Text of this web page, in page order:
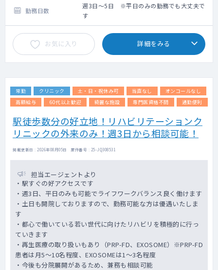
サポートしていきますので、診療に集中でき
る環境
・看護師にも研修制度あり
・エコー（各診察室、リハビリ室にある）、
レントゲン、骨密度の検査設備
・レセプトチェック不要（医療事務）＋自
賠、労災等の書類補助有
ト）
週5 2,250-3,000万円程度
※面談後の提示となります。
勤務日数
週3日～5日 ※平日のみの勤務でも大丈夫で
す
お気に入り 詳細をみる
常勤 クリニック 土・日・祝休み可 当直なし
オンコールなし
高額給与
60代以上歓迎 綺麗な施設 専門医資格不問 通勤便利
駅徒歩数分の好立地！リハビリテーションク
リニックの外来のみ！週3日から相談可能！
掲載更新日 : 2026年08月05日 案件番号 : 25-JQ308531
担当エージェントより
・駅すぐの好アクセスです
・週3日、平日のみも可能でライフワークバランス良く働けます
・土日も開院しておりますので、勤務可能な方は優遇いたしま
す
・都心で働いている若い世代に向けたリハビリを積極的に行っ
ていきます
・再生医療の取り扱いもあり（PRP-FD、EXOSOME）※PRP-FD
患者は月5～10名程度、EXOSOMEは1～3名程度
・今後も分院展開があるため、兼務も相談可能